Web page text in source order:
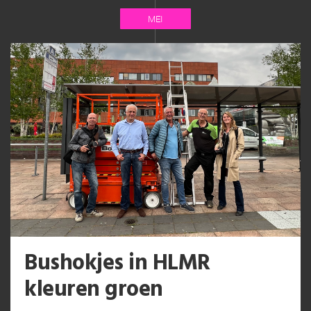
MEI
Bushokjes in HLMR
kleuren groen